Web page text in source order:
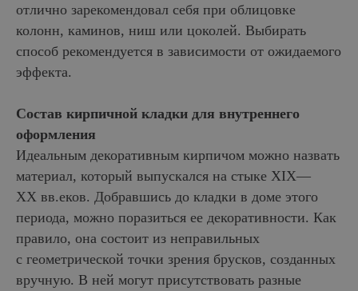
отлично зарекомендовал себя при облицовке
колонн, каминов, ниш или цоколей. Выбирать
способ рекомендуется в зависимости от ожидаемого
эффекта.
Состав кирпичной кладки для внутреннего
оформления
Идеальным декоративным кирпичом можно назвать
материал, который выпускался на стыке XIX—
XX вв.еков. Добравшись до кладки в доме этого
периода, можно поразиться ее декоративности. Как
правило, она состоит из неправильных
с геометрической точки зрения брусков, созданных
вручную. В ней могут присутствовать разные